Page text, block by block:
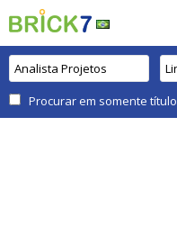
Procurar em somente título